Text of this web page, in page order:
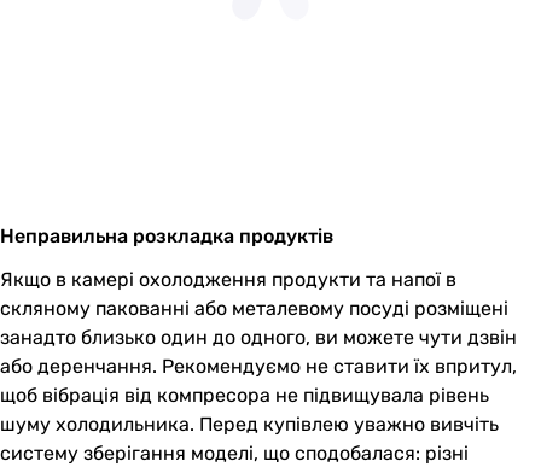
Неправильна розкладка продуктів
Якщо в камері охолодження продукти та напої в
скляному пакованні або металевому посуді розміщені
занадто близько один до одного, ви можете чути дзвін
або деренчання. Рекомендуємо не ставити їх впритул,
щоб вібрація від компресора не підвищувала рівень
шуму холодильника. Перед купівлею уважно вивчіть
систему зберігання моделі, що сподобалася: різні